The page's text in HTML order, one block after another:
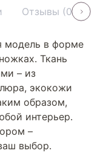
Отзывы (0)
модель в форме
Ткань
– из
экокожи
образом,
интерьер.
–
выбор.